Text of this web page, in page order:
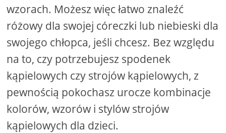
wzorach. Możesz więc łatwo znaleźć
różowy dla swojej córeczki lub niebieski dla
swojego chłopca, jeśli chcesz. Bez względu
na to, czy potrzebujesz spodenek
kąpielowych czy strojów kąpielowych, z
pewnością pokochasz urocze kombinacje
kolorów, wzorów i stylów strojów
kąpielowych dla dzieci.